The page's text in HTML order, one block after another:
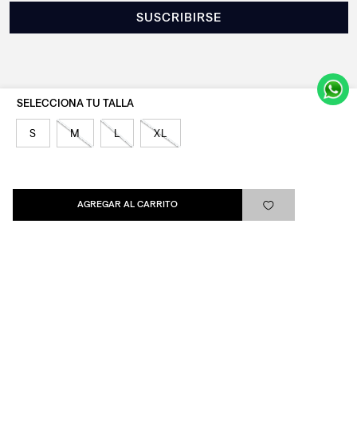
S M L XL
AGREGAR AL CARRITO
SUSCRIBIRSE
Levi's®